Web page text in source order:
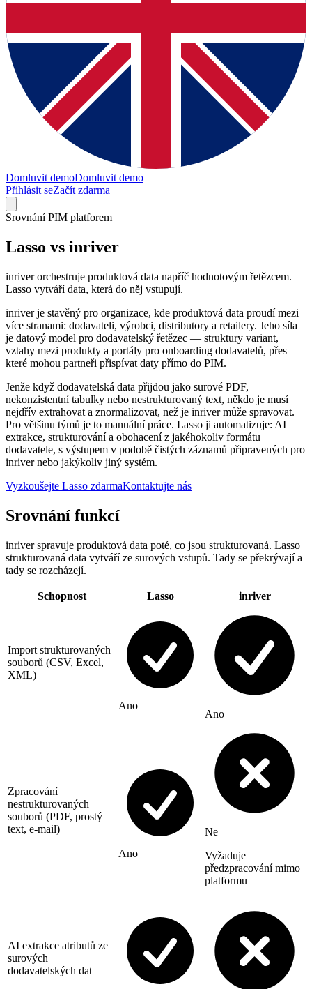
Domluvit demoDomluvit demo
Přihlásit seZačít zdarma
Srovnání PIM platforem
Lasso vs inriver
inriver orchestruje produktová data napříč hodnotovým řetězcem.
Lasso vytváří data, která do něj vstupují.
inriver je stavěný pro organizace, kde produktová data proudí mezi
více stranami: dodavateli, výrobci, distributory a retailery. Jeho síla
je datový model pro dodavatelský řetězec — struktury variant,
vztahy mezi produkty a portály pro onboarding dodavatelů, přes
které mohou partneři přispívat daty přímo do PIM.
Jenže když dodavatelská data přijdou jako surové PDF,
nekonzistentní tabulky nebo nestrukturovaný text, někdo je musí
nejdřív extrahovat a znormalizovat, než je inriver může spravovat.
Pro většinu týmů je to manuální práce. Lasso ji automatizuje: AI
extrakce, strukturování a obohacení z jakéhokoliv formátu
dodavatele, s výstupem v podobě čistých záznamů připravených pro
inriver nebo jakýkoliv jiný systém.
Vyzkoušejte Lasso zdarmaKontaktujte nás
Srovnání funkcí
inriver spravuje produktová data poté, co jsou strukturovaná. Lasso
strukturovaná data vytváří ze surových vstupů. Tady se překrývají a
tady se rozcházejí.
Schopnost Lasso inriver
Import strukturovaných
souborů (CSV, Excel,
XML)
Ano
Ano
Zpracování
nestrukturovaných
souborů (PDF, prostý
text, e-mail)
Ano
Ne
Vyžaduje
předzpracování mimo
platformu
AI extrakce atributů ze
surových
dodavatelských dat